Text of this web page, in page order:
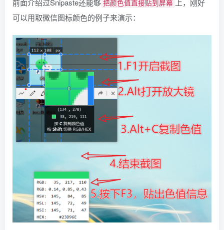
把颜色值直接贴到屏幕
可以用取微信图标颜色的例子来演示：